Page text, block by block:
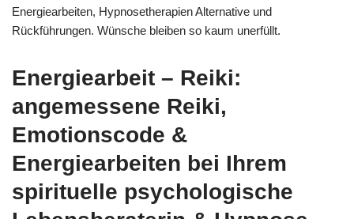
Energiearbeiten, Hypnosetherapien Alternative und
Rückführungen. Wünsche bleiben so kaum unerfüllt.
Energiearbeit – Reiki:
angemessene Reiki,
Emotionscode &
Energiearbeiten bei Ihrem
spirituelle psychologische